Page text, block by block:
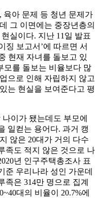
육아 문제 등 청년 문제가
그 이면에는 중장년층의
실이다. 지난 11일 발표
징 보고서’에 따르면 서
현재 자녀를 돌보고 있
모를 돌보는 비율보다 많
으로 인해 자립하지 않고
는 현실을 보여준다고 평
이가 됐는데도 부모에
일컫는 용어다. 과거 캥
않은 20대가 거의 다수
족도 적지 않은 것으로 나
년 인구주택총조사 표
준 우리나라 성인 가운데
족은 314만 명으로 집계
대의 비율이 20.7%에